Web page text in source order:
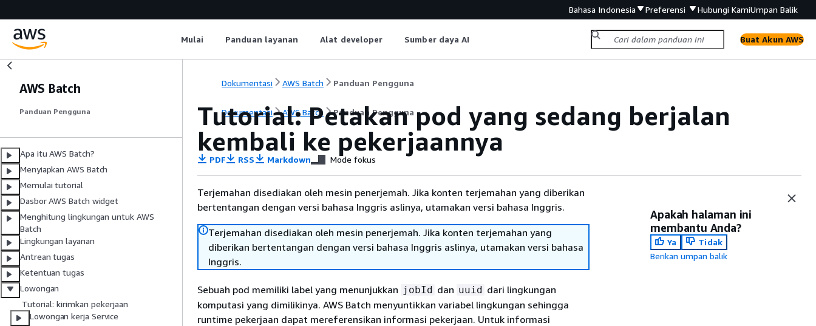
Bahasa Indonesia Preferensi Hubungi KamiUmpan Balik
Mulai Panduan layanan Alat developer Sumber daya AI Buat Akun AWS
AWS Batch
Panduan Pengguna
Apa itu AWS Batch?
Menyiapkan AWS Batch
Memulai tutorial
Dasbor AWS Batch widget
Menghitung lingkungan untuk AWS
Batch
Lingkungan layanan
Antrean tugas
Ketentuan tugas
Lowongan
Tutorial: kirimkan pekerjaan
Lowongan kerja Service
Dokumentasi AWS Batch Panduan Pengguna
Dokumentasi AWS Batch Panduan Pengguna
Tutorial: Petakan pod yang sedang berjalan
kembali ke pekerjaannya
PDF RSS Markdown Mode fokus
Terjemahan disediakan oleh mesin penerjemah. Jika konten terjemahan yang diberikan
bertentangan dengan versi bahasa Inggris aslinya, utamakan versi bahasa Inggris.
Terjemahan disediakan oleh mesin penerjemah. Jika konten terjemahan yang
diberikan bertentangan dengan versi bahasa Inggris aslinya, utamakan versi bahasa
Inggris.
Sebuah pod memiliki label yang menunjukkan jobId dan uuid dari lingkungan
komputasi yang dimilikinya. AWS Batch menyuntikkan variabel lingkungan sehingga
runtime pekerjaan dapat mereferensikan informasi pekerjaan. Untuk informasi
Apakah halaman ini
membantu Anda?
Ya
Tidak
Berikan umpan balik